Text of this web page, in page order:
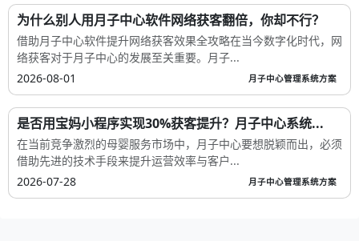
为什么别人用月子中心软件网络获客翻倍，你却不行？
借助月子中心软件提升网络获客效果全攻略在当今数字化时代，网
络获客对于月子中心的发展至关重要。月子...
2026-08-01
月子中心管理系统方案
是否用宝妈小程序实现30%获客提升？月子中心系统...
在当前竞争激烈的母婴服务市场中，月子中心要想脱颖而出，必须
借助先进的技术手段来提升运营效率与客户...
2026-07-28
月子中心管理系统方案